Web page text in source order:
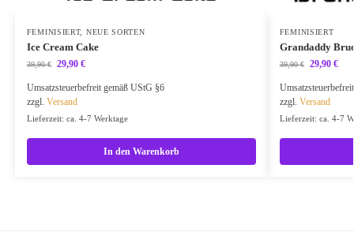
FEMINISIERT, NEUE SORTEN
Ice Cream Cake
39,90€ 29,90 €
Umsatzsteuerbefreit gemäß UStG §6
zzgl. Versand
Lieferzeit: ca. 4-7 Werktage
In den Warenkorb
FEMINISIERT
Grandaddy
39,90€ 29,90 €
zzgl. Versand
Lieferzeit: ca. 4-7